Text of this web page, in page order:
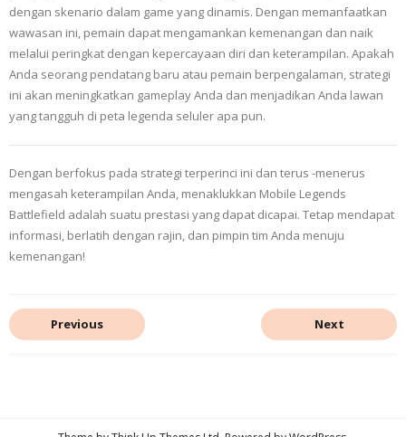
dengan skenario dalam game yang dinamis. Dengan memanfaatkan
wawasan ini, pemain dapat mengamankan kemenangan dan naik
melalui peringkat dengan kepercayaan diri dan keterampilan. Apakah
Anda seorang pendatang baru atau pemain berpengalaman, strategi
ini akan meningkatkan gameplay Anda dan menjadikan Anda lawan
yang tangguh di peta legenda seluler apa pun.
Dengan berfokus pada strategi terperinci ini dan terus -menerus
mengasah keterampilan Anda, menaklukkan Mobile Legends
Battlefield adalah suatu prestasi yang dapat dicapai. Tetap mendapat
informasi, berlatih dengan rajin, dan pimpin tim Anda menuju
kemenangan!
Previous Next